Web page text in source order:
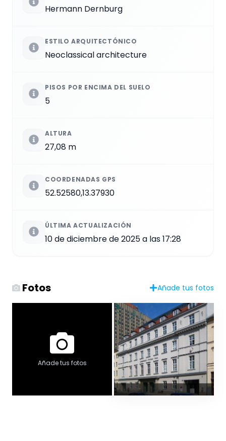
Hermann Dernburg
ESTILO ARQUITECTÓNICO
Neoclassical architecture
PISOS POR ENCIMA DEL SUELO
5
ALTURA
27,08 m
COORDENADAS GPS
52.52580,13.37930
ÚLTIMA ACTUALIZACIÓN
10 de diciembre de 2025 a las 17:28
Fotos Añade tus fotos
Añade tus fotos